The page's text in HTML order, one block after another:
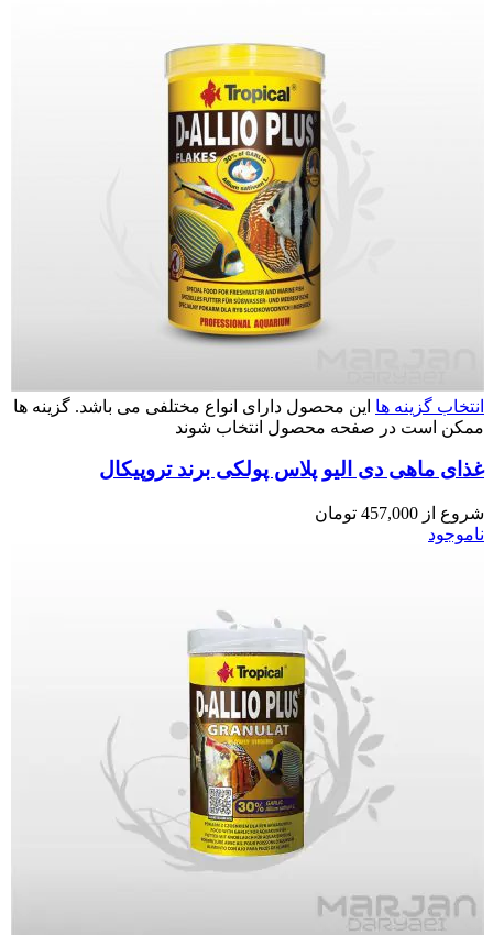
انتخاب گزینه ها این محصول دارای انواع مختلفی می باشد. گزینه ها
ممکن است در صفحه محصول انتخاب شوند
غذای ماهی دی الیو پلاس پولکی برند تروپیکال
شروع از 457,000 تومان
ناموجود